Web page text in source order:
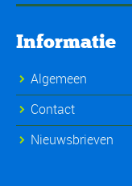
Informatie
Algemeen
Contact
Nieuwsbrieven